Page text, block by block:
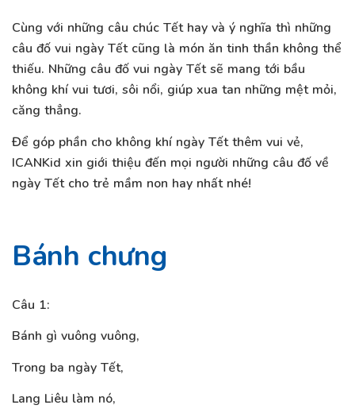
Cùng với những câu chúc Tết hay và ý nghĩa thì những
câu đố vui ngày Tết cũng là món ăn tinh thần không thể
thiếu. Những câu đố vui ngày Tết sẽ mang tới bầu
không khí vui tươi, sôi nổi, giúp xua tan những mệt mỏi,
căng thẳng.
Để góp phần cho không khí ngày Tết thêm vui vẻ,
ICANKid xin giới thiệu đến mọi người những câu đố về
ngày Tết cho trẻ mầm non hay nhất nhé!
Bánh chưng
Câu 1:
Bánh gì vuông vuông,
Trong ba ngày Tết,
Lang Liêu làm nó,